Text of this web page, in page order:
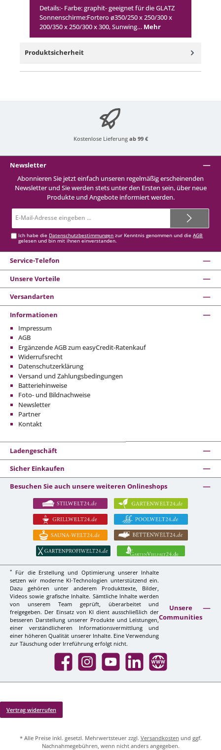
Details:- Farbe: graphit- geeignet für die GLATZ
Sonnenschirme:Fortero ø350/250 x 250/300 x
200/350 x 250/300 x 300, Sunwing… Mehr
Produktsicherheit
Kostenlose Lieferung ab 99 €
Newsletter
Abonnieren Sie jetzt einfach unseren regelmäßig erscheinenden
Newsletter und Sie werden stets unter den Ersten sein, über neue
Produkte und Angebote informiert werden.
Mail-
Ich habe die Datenschutzbestimmungen zur Kenntnis genommen und dieAGB
gelesen und bin mit ihnen einverstanden.
Service-Telefon
Unsere Vorteile
Versandarten
Informationen
Impressum
AGB
Ergänzende AGB zum easyCredit-Ratenkauf
Widerrufsrecht
Datenschutzerklärung
Versand und Zahlungsbedingungen
Batteriehinweise
Foto- und Bildnachweise
Newsletter
Partner
Kontakt
Ladengeschäft
Sicher Einkaufen
Besuchen Sie auch unsere weiteren Onlineshops
*
Für die Erstellung und Optimierung unserer Inhalte
setzen wir moderne KI-Technologien unterstützend ein.
Dazu gehören unter anderem Produkttexte, Bilder,
Videos sowie grafische Inhalte. Sämtliche Inhalte werden
von unserem Team geprüft, überarbeitet und
freigegeben. Der Einsatz von KI dient ausschließlich der
besseren Darstellung unserer Produkte und Leistungen,
einer verständlicheren Informationsvermittlung und
einer höheren Qualität unserer Inhalte. Eine Verwendung
zur Täuschung oder Irreführung erfolgt nicht.
Unsere
Communities
Facebook InstagramYouTube LinkedIn Website
Vertrag widerrufen
* Alle Preise inkl. gesetzl. Mehrwertsteuer zzgl. Versandkosten und ggf.
Nachnahmegebühren, wenn nicht anders angegeben.